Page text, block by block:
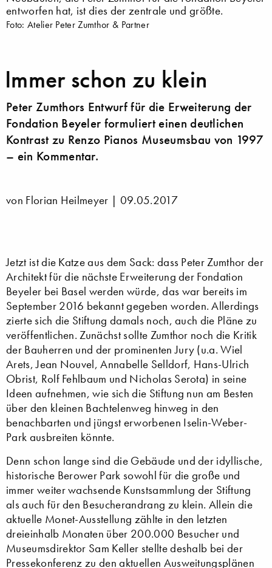
entworfen hat, ist dies der zentrale und größte.
Foto: Atelier Peter Zumthor & Partner
Immer schon zu klein
Peter Zumthors Entwurf für die Erweiterung der
Fondation Beyeler formuliert einen deutlichen
Kontrast zu Renzo Pianos Museumsbau von 1997
– ein Kommentar.
von Florian Heilmeyer | 09.05.2017
Jetzt ist die Katze aus dem Sack: dass Peter Zumthor der
Architekt für die nächste Erweiterung der Fondation
Beyeler bei Basel werden würde, das war bereits im
September 2016 bekannt gegeben worden. Allerdings
zierte sich die Stiftung damals noch, auch die Pläne zu
veröffentlichen. Zunächst sollte Zumthor noch die Kritik
der Bauherren und der prominenten Jury (u.a. Wiel
Arets, Jean Nouvel, Annabelle Selldorf, Hans-Ulrich
Obrist, Rolf Fehlbaum und Nicholas Serota) in seine
Ideen aufnehmen, wie sich die Stiftung nun am Besten
über den kleinen Bachtelenweg hinweg in den
benachbarten und jüngst erworbenen Iselin-Weber-
Park ausbreiten könnte.
Denn schon lange sind die Gebäude und der idyllische,
historische Berower Park sowohl für die große und
immer weiter wachsende Kunstsammlung der Stiftung
als auch für den Besucherandrang zu klein. Allein die
aktuelle Monet-Ausstellung zählte in den letzten
dreieinhalb Monaten über 200.000 Besucher und
Museumsdirektor Sam Keller stellte deshalb bei der
Pressekonferenz zu den aktuellen Ausweitungsplänen